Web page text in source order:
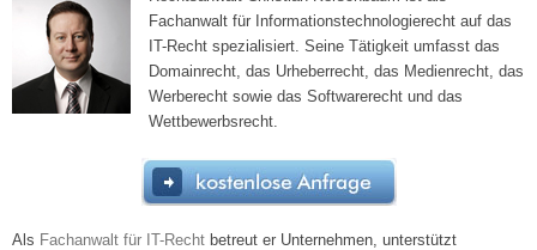
Fachanwalt für Informationstechnologierecht auf das
IT-Recht spezialisiert. Seine Tätigkeit umfasst das
Domainrecht, das Urheberrecht, das Medienrecht, das
Werberecht sowie das Softwarerecht und das
Wettbewerbsrecht.
Als Fachanwalt für IT-Recht betreut er Unternehmen, unterstützt